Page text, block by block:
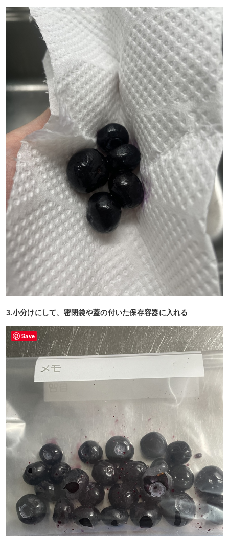
3.小分けにして、密閉袋や蓋の付いた保存容器に入れる
Save